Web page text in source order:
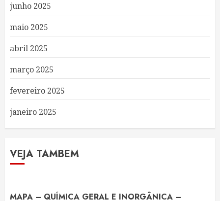
junho 2025
maio 2025
abril 2025
março 2025
fevereiro 2025
janeiro 2025
VEJA TAMBEM
MAPA – QUÍMICA GERAL E INORGÂNICA –